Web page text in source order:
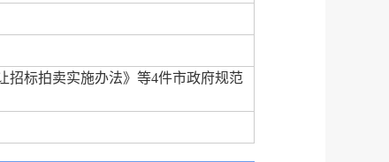
招标拍卖实施办法》等4件市政府规范